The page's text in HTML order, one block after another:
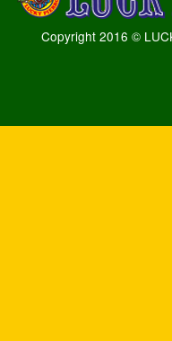
Copyright 2016 ©